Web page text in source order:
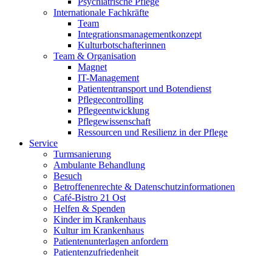
Internationale Fachkräfte
Team
Integrationsmanagementkonzept
Kulturbotschafterinnen
Team & Organisation
Magnet
IT-Management
Patiententransport und Botendienst
Pflegecontrolling
Pflegeentwicklung
Pflegewissenschaft
Ressourcen und Resilienz in der Pflege
Service
Turmsanierung
Ambulante Behandlung
Besuch
Betroffenenrechte & Datenschutzinformationen
Café-Bistro 21 Ost
Helfen & Spenden
Kinder im Krankenhaus
Kultur im Krankenhaus
Patientenunterlagen anfordern
Patientenzufriedenheit